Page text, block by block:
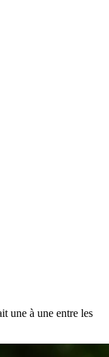
une à une entre les